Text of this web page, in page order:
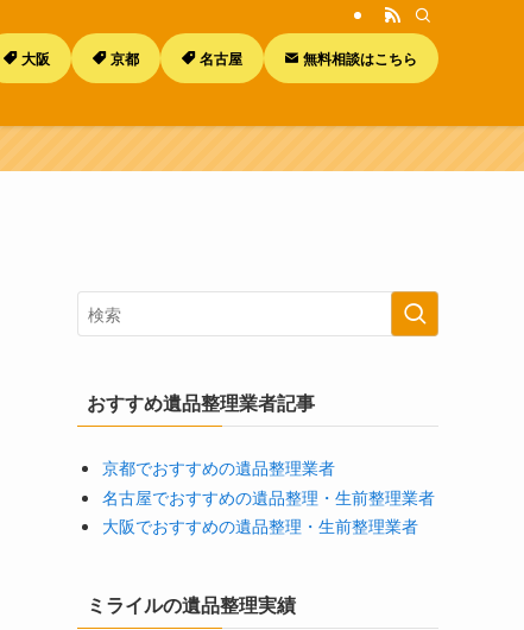
大阪 京都 名古屋 無料相談はこちら
おすすめ遺品整理業者記事
京都でおすすめの遺品整理業者
名古屋でおすすめの遺品整理・生前整理業者
大阪でおすすめの遺品整理・生前整理業者
ミライルの遺品整理実績